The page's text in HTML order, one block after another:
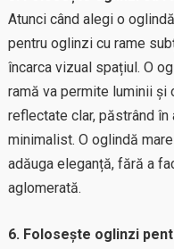
Atunci când alegi o
pentru oglinzi cu rame
încarca vizual spațiul. O
ramă va permite luminii
reflectate clar, păstrând
minimalist. O oglindă
adăuga eleganță, fără a
aglomerată.
6. Folosește oglinzi